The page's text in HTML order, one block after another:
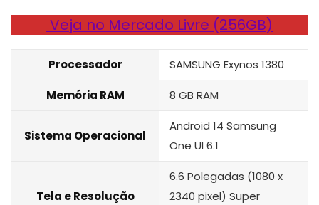
Veja no Mercado Livre (256GB)
Processador SAMSUNG Exynos 1380
Memória RAM 8 GB RAM
Sistema Operacional
Android 14 Samsung
One UI 6.1
Tela e Resolução
6.6 Polegadas (1080 x
2340 pixel) Super